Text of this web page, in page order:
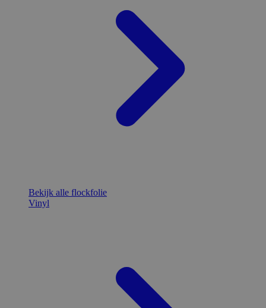
Bekijk alle flockfolie
Vinyl